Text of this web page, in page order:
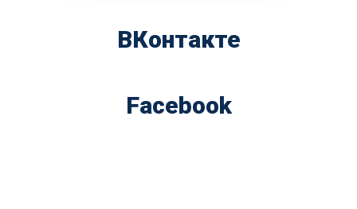
ВКонтакте
Facebook